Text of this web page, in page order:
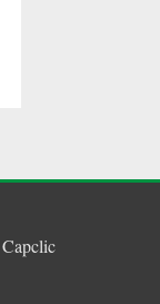
Capclic